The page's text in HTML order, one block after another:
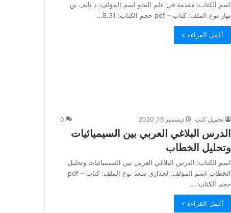
اسم الكتاب: مقدمة في علم النحو اسم المؤلف: د نايف بن
نهار نوع الملف: كتاب – pdf حجم الكتاب: 8.31…
أكمل القراءة »
تحميل كتب ديسمبر 16, 2020 0
الدرس البلاغي العربي بين السيميائيات
وتحليل الخطاب
اسم الكتاب: الدرس البلاغي العربي بين السيميائيات وتحليل
الخطاب اسم المؤلف: لخذاري سعد نوع الملف: كتاب – pdf
حجم الكتاب:…
أكمل القراءة »